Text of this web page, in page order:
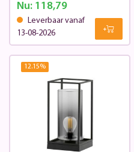
Nu:118,79
Leverbaar vanaf
13-08-2026
12.15%